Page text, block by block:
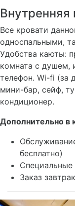
Внутренняя
Все кровати
односпальными,
Удобства каюты:
комната с душем,
телефон. Wi-fi (за
мини-бар, сейф,
кондиционер.
Дополнительно в
бесплатно)
Специальные
Заказ